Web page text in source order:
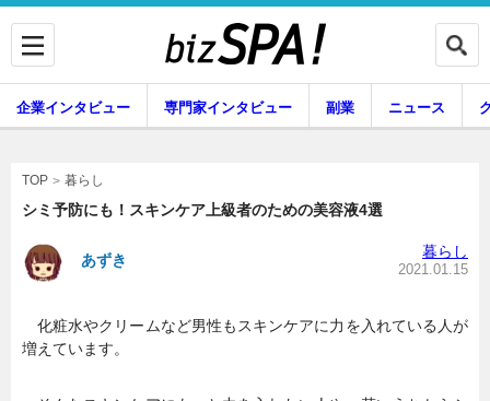
企業インタビュー 専門家インタビュー
副業
企業インタビュー 専門家インタビュー 副業 ニュース
TOP 暮らし
シミ予防にも！スキンケア上級者のための美容液4選
あずき 暮らし
2021.01.15
化粧水やクリームなど男性もスキンケアに力を入れている人が
増えています。